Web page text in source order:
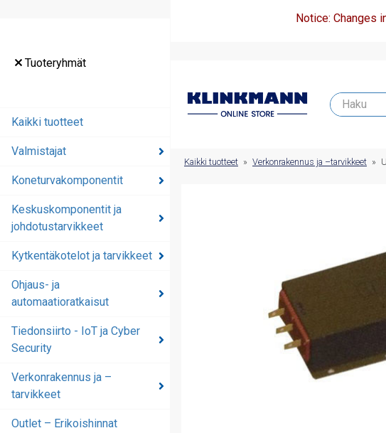
Tuoteryhmät
Kaikki tuotteet
Valmistajat
Koneturvakomponentit
Keskuskomponentit ja
johdotustarvikkeet
Kytkentäkotelot ja tarvikkeet
Ohjaus- ja
automaatioratkaisut
Tiedonsiirto - IoT ja Cyber
Security
Verkonrakennus ja –
tarvikkeet
Outlet – Erikoishinnat
Notice: Changes
automaatioratkaisut
Kaikki tuotteet » Verkonrakennus ja –tarvikkeet »